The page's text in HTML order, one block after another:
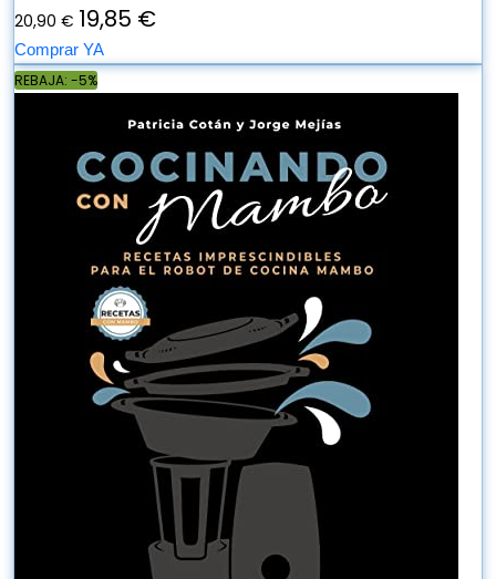
20,90 € 19,85 €
Comprar YA
REBAJA: -5%